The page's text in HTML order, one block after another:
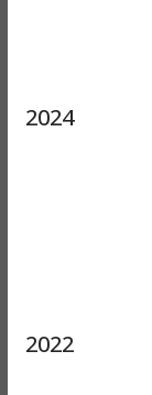
2024
2022